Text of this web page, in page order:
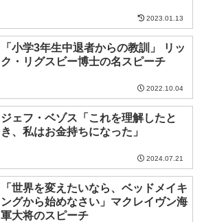
2023.01.13
「小学3年生中退者からの教訓」 リッ
ク・リグスビー博士の名スピーチ
2022.10.04
ジェフ・ベゾス「これを理解したと
き、私はお金持ちになった」
2024.07.21
「世界を変えたいなら、ベッドメイキ
ングから始めなさい」マクレイヴン海
軍大将のスピーチ